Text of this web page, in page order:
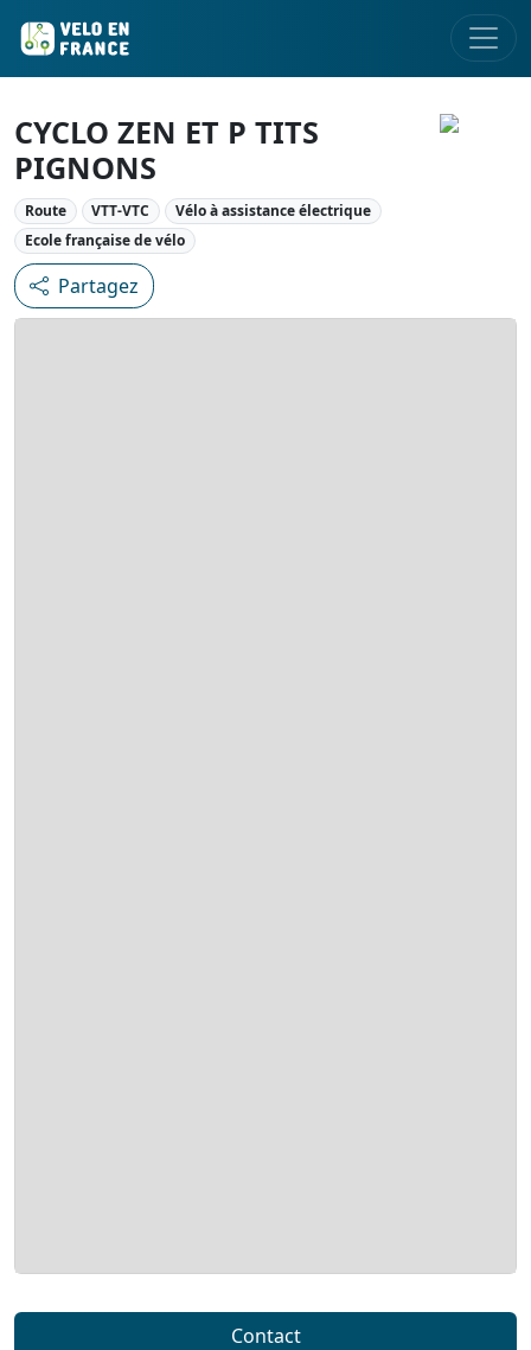
CYCLO ZEN ET P TITS
PIGNONS
Route VTT-VTC
Vélo à assistance électrique
Ecole française de vélo
Partagez
Contact